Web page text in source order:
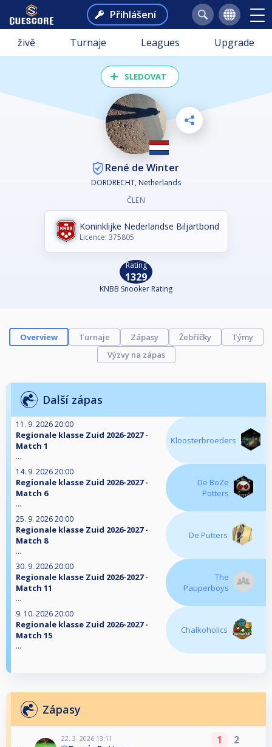
Přihlášení
živě Turnaje Leagues Upgrade
SLEDOVAT
René de Winter
DORDRECHT, Netherlands
ČLEN
Koninklijke Nederlandse Biljartbond
Licence: 375805
Rating
1329
KNBB Snooker Rating
Overview Turnaje Zápasy Žebříčky
Týmy
Výzvy na zápas
Další zápas
11. 9. 2026 20:00
Regionale klasse Zuid 2026-2027 -
Match 1
...
Kloosterbroeders
14. 9. 2026 20:00
Regionale klasse Zuid 2026-2027 -
Match 6
...
De BoZe
Potters
25. 9. 2026 20:00
Regionale klasse Zuid 2026-2027 -
Match 8
...
De Putters
30. 9. 2026 20:00
Regionale klasse Zuid 2026-2027 -
Match 11
...
The
Pauperboys
9. 10. 2026 20:00
Regionale klasse Zuid 2026-2027 -
Match 15
...
Chalkoholics
Zápasy
22. 3. 2026 13:11 1 2